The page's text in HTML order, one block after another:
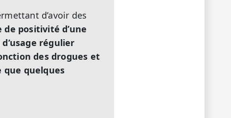
d’avoir des
de positivité d’une
régulier
des drogues et
que quelques